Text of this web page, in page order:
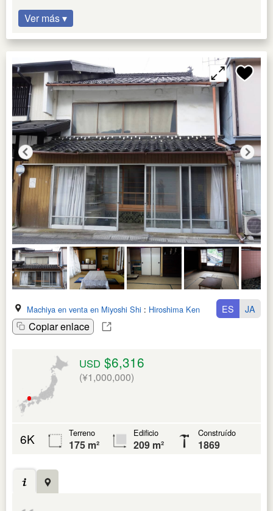
Ver más ▾
Machiya en venta en Miyoshi Shi : Hiroshima Ken
Copiar enlace
ES JA
USD $6,316
(¥1,000,000)
6K Terreno
175 m²
Edificio
209 m²
Construído
1869